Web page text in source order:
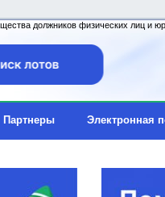
должников физических лиц и
Партнеры Электронная